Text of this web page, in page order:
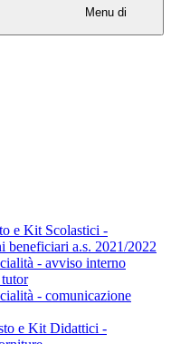
Menu di
e Kit Scolastici -
beneficiari a.s. 2021/2022
- avviso interno
- comunicazione
e Kit Didattici -